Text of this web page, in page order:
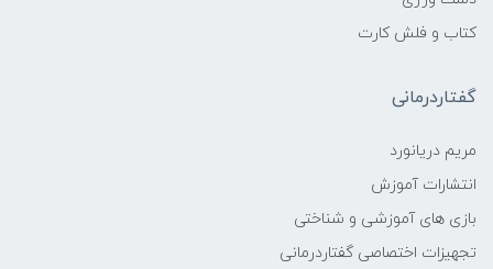
کتاب و فلش کارت
گفتاردرمانی
مریم دریانورد
انتشارات آموزش
بازی های آموزشی و شناختی
تجهیزات اختصاصی گفتاردرمانی